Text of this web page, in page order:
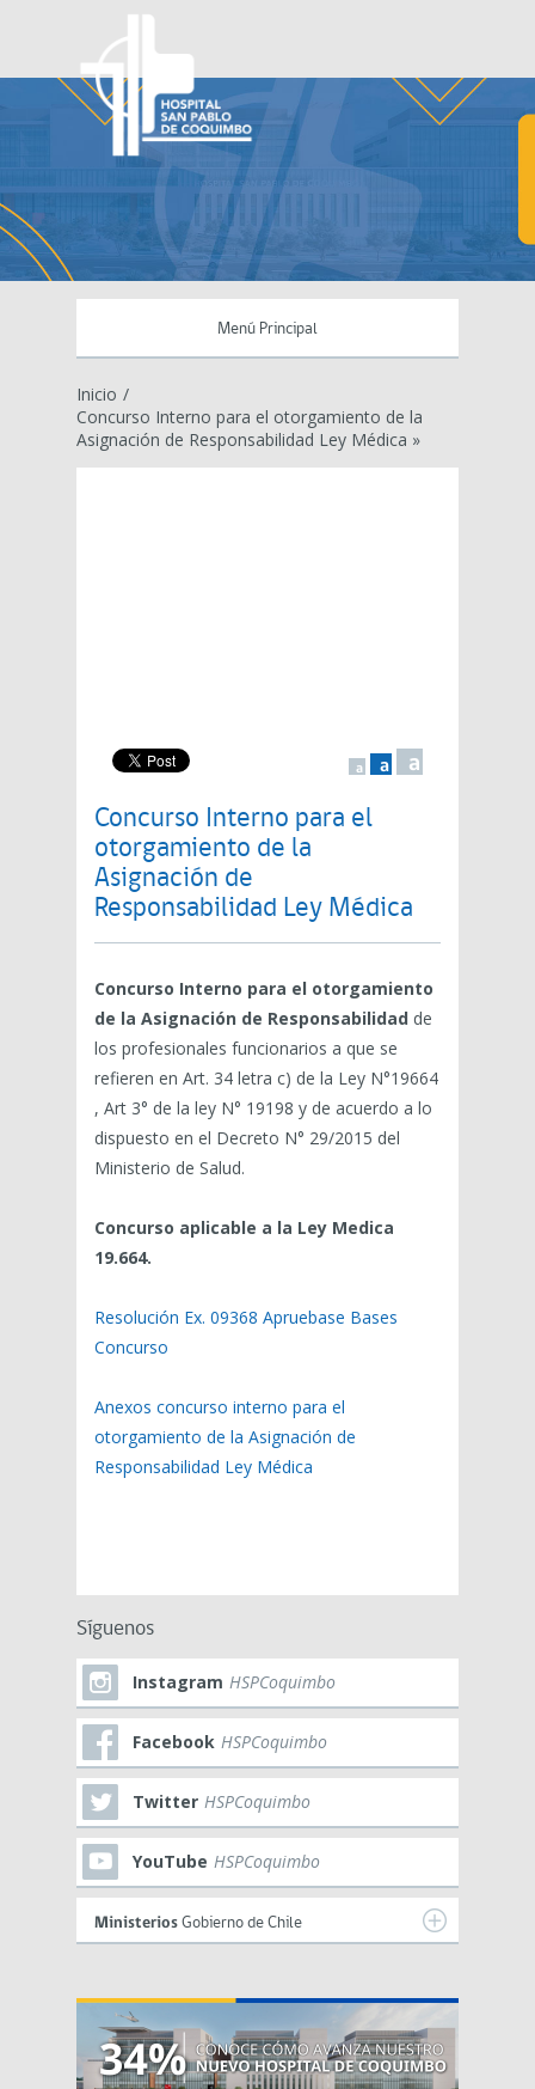
Menú Principal
Inicio /
Concurso Interno para el otorgamiento de la
Asignación de Responsabilidad Ley Médica »
a a a
Concurso Interno para el
otorgamiento de la
Asignación de
Responsabilidad Ley Médica
Concurso Interno para el otorgamiento
de la Asignación de Responsabilidad de
los profesionales funcionarios a que se
refieren en Art. 34 letra c) de la Ley N°19664
, Art 3° de la ley N° 19198 y de acuerdo a lo
dispuesto en el Decreto N° 29/2015 del
Ministerio de Salud.
Concurso aplicable a la Ley Medica
19.664.
Resolución Ex. 09368 Apruebase Bases
Concurso
Anexos concurso interno para el
otorgamiento de la Asignación de
Responsabilidad Ley Médica
Síguenos
Instagram HSPCoquimbo
Facebook HSPCoquimbo
Twitter HSPCoquimbo
YouTube HSPCoquimbo
Ministerios Gobierno de Chile